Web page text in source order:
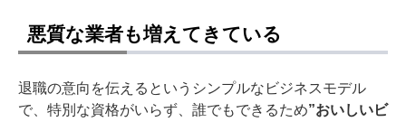
悪質な業者も増えてきている
退職の意向を伝えるというシンプルなビジネスモデル
で、特別な資格がいらず、誰でもできるため”おいしいビ